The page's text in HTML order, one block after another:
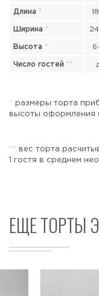
Длина *
Ширина *
Высота *
Число гостей **
*
размеры торта
высоты оформления
* *
вес торта
1 гостя в среднем
ЕЩЕ ТОРТЫ